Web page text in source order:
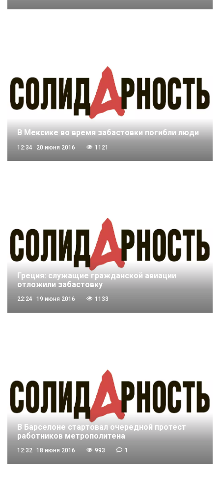
В Мексике во время забастовки погибли люди
12:34 20 июня 2016 1121
Греция: служащие гражданской авиации
отложили забастовку
22:24 19 июня 2016 1133
В Барселоне стартовал очередной протест
работников метрополитена
12:32 18 июня 2016 993 1